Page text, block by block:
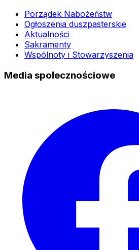
Porządek Nabożeństw
Ogłoszenia duszpasterskie
Aktualności
Sakramenty
Wspólnoty i Stowarzyszenia
Media społecznościowe